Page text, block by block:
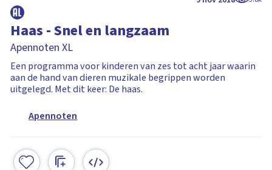
Haas - Snel en langzaam
Apennoten XL
Een programma voor kinderen van zes tot acht jaar waarin
aan de hand van dieren muzikale begrippen worden
uitgelegd. Met dit keer: De haas.
Apennoten